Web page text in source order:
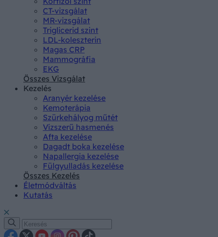
CT-vizsgálat
MR-vizsgálat
Triglicerid szint
LDL-koleszterin
Magas CRP
Mammográfia
EKG
Összes Vizsgálat
Kezelés
Aranyér kezelése
Kemoterápia
Szürkehályog műtét
Vízszerű hasmenés
Afta kezelése
Dagadt boka kezelése
Napallergia kezelése
Fülgyulladás kezelése
Összes Kezelés
Életmódváltás
Kutatás